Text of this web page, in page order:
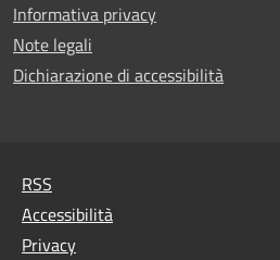
Informativa privacy
Note legali
Dichiarazione di accessibilità
RSS
Accessibilità
Privacy